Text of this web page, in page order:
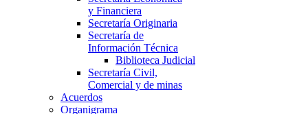
y Financiera
Secretaría Originaria
Secretaría de
Información Técnica
Biblioteca Judicial
Secretaría Civil,
Comercial y de minas
Acuerdos
Organigrama